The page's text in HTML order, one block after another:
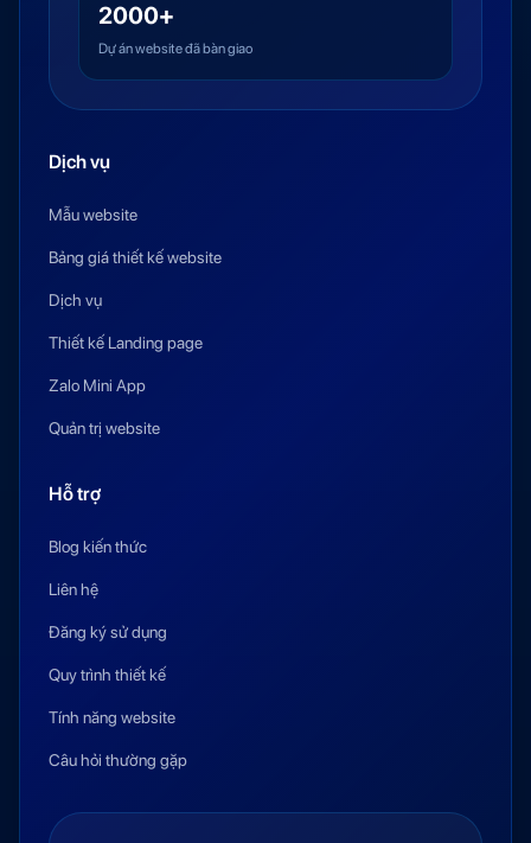
2000+
Dự án website đã bàn giao
Dịch vụ
Mẫu website
Bảng giá thiết kế website
Dịch vụ
Thiết kế Landing page
Zalo Mini App
Quản trị website
Hỗ trợ
Blog kiến thức
Liên hệ
Đăng ký sử dụng
Quy trình thiết kế
Tính năng website
Câu hỏi thường gặp